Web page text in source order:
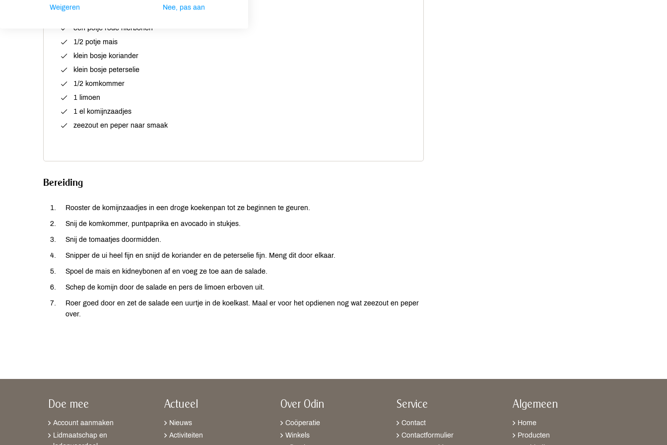
een potje rode nierbonen
1/2 potje mais
klein bosje koriander
klein bosje peterselie
1/2 komkommer
1 limoen
1 el komijnzaadjes
zeezout en peper naar smaak
Bereiding
Rooster de komijnzaadjes in een droge koekenpan tot ze beginnen te geuren.
Snij de komkommer, puntpaprika en avocado in stukjes.
Snij de tomaatjes doormidden.
Snipper de ui heel fijn en snijd de koriander en de peterselie fijn. Meng dit door elkaar.
Spoel de mais en kidneybonen af en voeg ze toe aan de salade.
Schep de komijn door de salade en pers de limoen erboven uit.
Roer goed door en zet de salade een uurtje in de koelkast. Maal er voor het opdienen nog wat zeezout en peper
over.
Doe mee
Account aanmaken
Lidmaatschap en
Actueel
Nieuws
Activiteiten
Over Odin
Coöperatie
Winkels
Service
Contact
Contactformulier
Algemeen
Home
Producten
Weigeren Nee, pas aan